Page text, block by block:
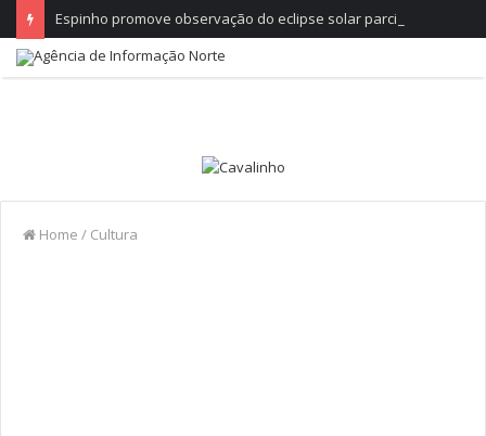
Espinho promove observação do eclipse solar parcial
Home / Cultura